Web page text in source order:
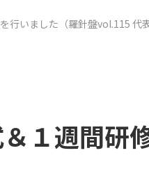
いました（羅針盤vol.115 代
１週間研